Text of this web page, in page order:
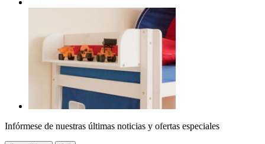
Infórmese de nuestras últimas noticias y ofertas especiales